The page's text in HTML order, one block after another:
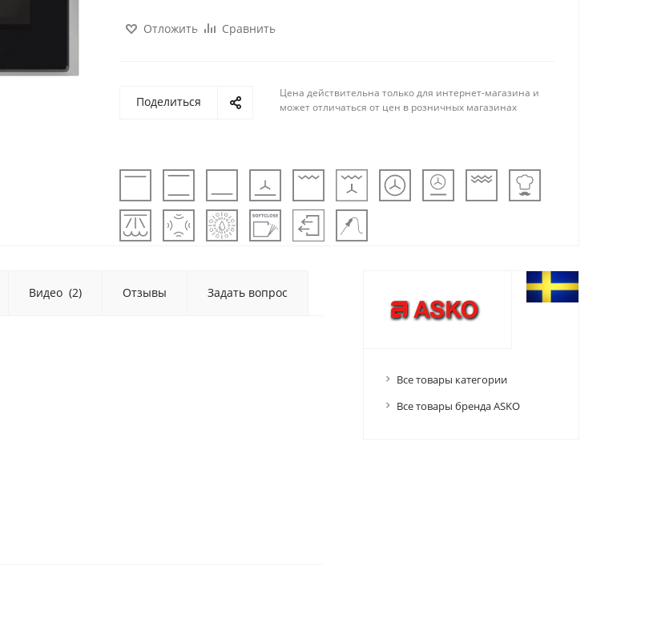
Отложить Сравнить
Поделиться
Цена действительна только для интернет-магазина и
может отличаться от цен в розничных магазинах
Видео (2) Отзывы Задать вопрос
Все товары категории
Все товары бренда ASKO